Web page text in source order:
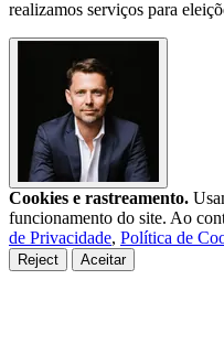
realizamos serviços para
Cookies e rastreamento.
funcionamento do site. Ao
de Privacidade, Política de
Reject Aceitar